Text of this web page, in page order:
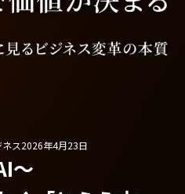
ス2026年4月23日
〜